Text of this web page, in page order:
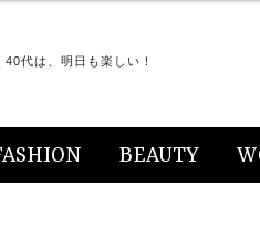
40代は、明日も楽しい！
BEAUTY